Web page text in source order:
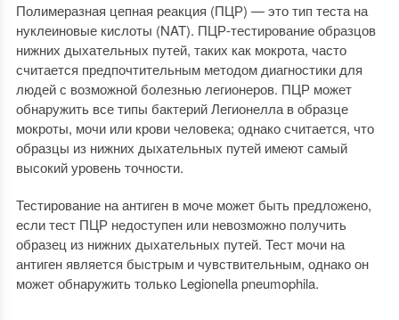
Полимеразная цепная реакция (ПЦР) — это тип теста на
нуклеиновые кислоты (NAT). ПЦР-тестирование образцов
нижних дыхательных путей, таких как мокрота, часто
считается предпочтительным методом диагностики для
людей с возможной болезнью легионеров. ПЦР может
обнаружить все типы бактерий Легионелла в образце
мокроты, мочи или крови человека; однако считается, что
образцы из нижних дыхательных путей имеют самый
высокий уровень точности.
Тестирование на антиген в моче может быть предложено,
если тест ПЦР недоступен или невозможно получить
образец из нижних дыхательных путей. Тест мочи на
антиген является быстрым и чувствительным, однако он
может обнаружить только Legionella pneumophila.